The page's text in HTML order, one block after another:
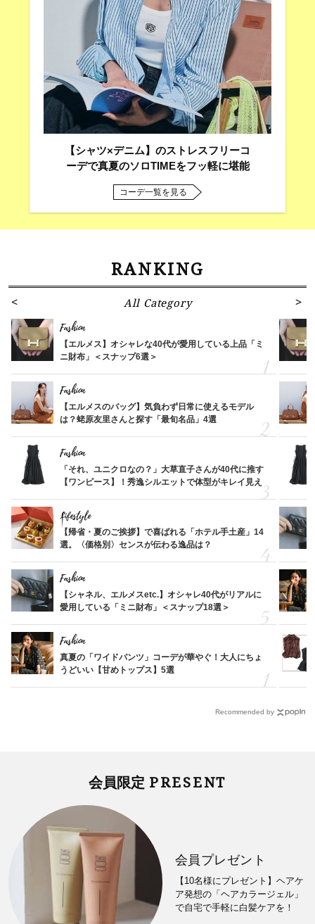
【シャツ×デニム】のストレスフリーコ
ーデで真夏のソロTIMEをフッ軽に堪能
コーデ一覧を見る
RANKING
All Category
Fashion
【エルメス】オシャレな40代が愛用している上品「ミ
ニ財布」＜スナップ6選＞
Fashion
【エルメスのバッグ】気負わず日常に使えるモデル
は？蛯原友里さんと探す「最旬名品」4選
Fashion
「それ、ユニクロなの？」大草直子さんが40代に推す
【ワンピース】！秀逸シルエットで体型がキレイ見え
Lifestyle
【帰省・夏のご挨拶】で喜ばれる「ホテル手土産」14
選。〈価格別〉センスが伝わる逸品は？
Fashion
【シャネル、エルメスetc.】オシャレ40代がリアルに
愛用している「ミニ財布」＜スナップ18選＞
Fashion
真夏の「ワイドパンツ」コーデが華やぐ！大人にちょ
うどいい【甘めトップス】5選
Recommended by
会員限定 PRESENT
会員プレゼント
【10名様にプレゼント】ヘアケ
ア発想の「ヘアカラージェル」
で自宅で手軽に白髪ケアを！